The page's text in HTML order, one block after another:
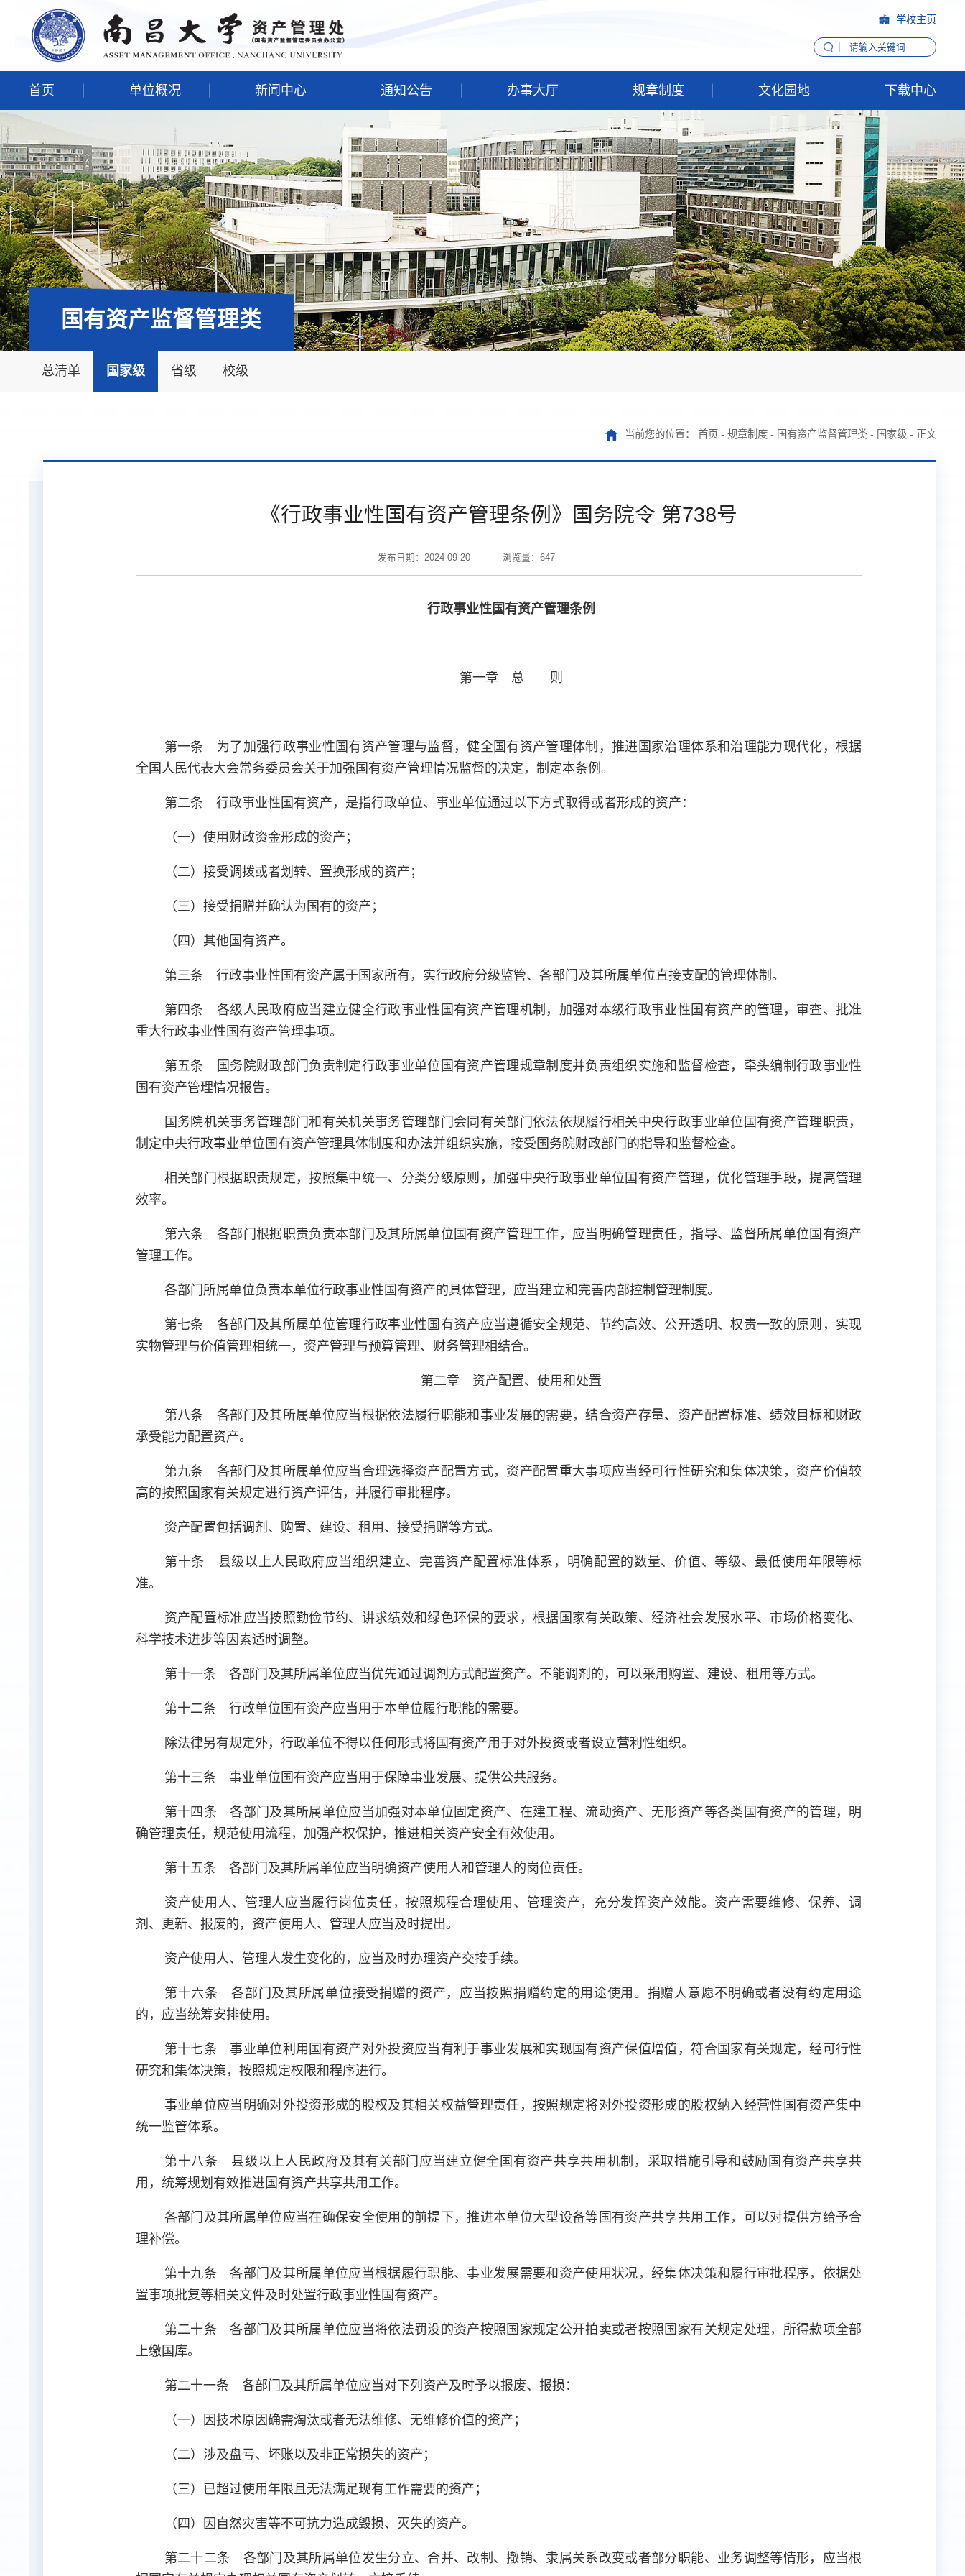
学校主页
首页 单位概况 新闻中心 通知公告 办事大厅 规章制度 文化园地 下载中心
国有资产监督管理类
总清单 国家级 省级 校级
当前您的位置： 首页 - 规章制度- 国有资产监督管理类- 国家级- 正文
《行政事业性国有资产管理条例》国务院令 第738号
发布日期：2024-09-20 浏览量： 647
行政事业性国有资产管理条例
第一章 总 则
第一条 为了加强行政事业性国有资产管理与监督，健全国有资产管理体制，推进国家治理体系和治理能力现代化，根据
全国人民代表大会常务委员会关于加强国有资产管理情况监督的决定，制定本条例。
第二条 行政事业性国有资产，是指行政单位、事业单位通过以下方式取得或者形成的资产：
（一）使用财政资金形成的资产；
（二）接受调拨或者划转、置换形成的资产；
（三）接受捐赠并确认为国有的资产；
（四）其他国有资产。
第三条 行政事业性国有资产属于国家所有，实行政府分级监管、各部门及其所属单位直接支配的管理体制。
第四条 各级人民政府应当建立健全行政事业性国有资产管理机制，加强对本级行政事业性国有资产的管理，审查、批准
重大行政事业性国有资产管理事项。
第五条 国务院财政部门负责制定行政事业单位国有资产管理规章制度并负责组织实施和监督检查，牵头编制行政事业性
国有资产管理情况报告。
国务院机关事务管理部门和有关机关事务管理部门会同有关部门依法依规履行相关中央行政事业单位国有资产管理职责，
制定中央行政事业单位国有资产管理具体制度和办法并组织实施，接受国务院财政部门的指导和监督检查。
相关部门根据职责规定，按照集中统一、分类分级原则，加强中央行政事业单位国有资产管理，优化管理手段，提高管理
效率。
第六条 各部门根据职责负责本部门及其所属单位国有资产管理工作，应当明确管理责任，指导、监督所属单位国有资产
管理工作。
各部门所属单位负责本单位行政事业性国有资产的具体管理，应当建立和完善内部控制管理制度。
第七条 各部门及其所属单位管理行政事业性国有资产应当遵循安全规范、节约高效、公开透明、权责一致的原则，实现
实物管理与价值管理相统一，资产管理与预算管理、财务管理相结合。
第二章 资产配置、使用和处置
第八条 各部门及其所属单位应当根据依法履行职能和事业发展的需要，结合资产存量、资产配置标准、绩效目标和财政
承受能力配置资产。
第九条 各部门及其所属单位应当合理选择资产配置方式，资产配置重大事项应当经可行性研究和集体决策，资产价值较
高的按照国家有关规定进行资产评估，并履行审批程序。
资产配置包括调剂、购置、建设、租用、接受捐赠等方式。
第十条 县级以上人民政府应当组织建立、完善资产配置标准体系，明确配置的数量、价值、等级、最低使用年限等标
准。
资产配置标准应当按照勤俭节约、讲求绩效和绿色环保的要求，根据国家有关政策、经济社会发展水平、市场价格变化、
科学技术进步等因素适时调整。
第十一条 各部门及其所属单位应当优先通过调剂方式配置资产。不能调剂的，可以采用购置、建设、租用等方式。
第十二条 行政单位国有资产应当用于本单位履行职能的需要。
除法律另有规定外，行政单位不得以任何形式将国有资产用于对外投资或者设立营利性组织。
第十三条 事业单位国有资产应当用于保障事业发展、提供公共服务。
第十四条 各部门及其所属单位应当加强对本单位固定资产、在建工程、流动资产、无形资产等各类国有资产的管理，明
确管理责任，规范使用流程，加强产权保护，推进相关资产安全有效使用。
第十五条 各部门及其所属单位应当明确资产使用人和管理人的岗位责任。
资产使用人、管理人应当履行岗位责任，按照规程合理使用、管理资产，充分发挥资产效能。资产需要维修、保养、调
剂、更新、报废的，资产使用人、管理人应当及时提出。
资产使用人、管理人发生变化的，应当及时办理资产交接手续。
第十六条 各部门及其所属单位接受捐赠的资产，应当按照捐赠约定的用途使用。捐赠人意愿不明确或者没有约定用途
的，应当统筹安排使用。
第十七条 事业单位利用国有资产对外投资应当有利于事业发展和实现国有资产保值增值，符合国家有关规定，经可行性
研究和集体决策，按照规定权限和程序进行。
事业单位应当明确对外投资形成的股权及其相关权益管理责任，按照规定将对外投资形成的股权纳入经营性国有资产集中
统一监管体系。
第十八条 县级以上人民政府及其有关部门应当建立健全国有资产共享共用机制，采取措施引导和鼓励国有资产共享共
用，统筹规划有效推进国有资产共享共用工作。
各部门及其所属单位应当在确保安全使用的前提下，推进本单位大型设备等国有资产共享共用工作，可以对提供方给予合
理补偿。
第十九条 各部门及其所属单位应当根据履行职能、事业发展需要和资产使用状况，经集体决策和履行审批程序，依据处
置事项批复等相关文件及时处置行政事业性国有资产。
第二十条 各部门及其所属单位应当将依法罚没的资产按照国家规定公开拍卖或者按照国家有关规定处理，所得款项全部
上缴国库。
第二十一条 各部门及其所属单位应当对下列资产及时予以报废、报损：
（一）因技术原因确需淘汰或者无法维修、无维修价值的资产；
（二）涉及盘亏、坏账以及非正常损失的资产；
（三）已超过使用年限且无法满足现有工作需要的资产；
（四）因自然灾害等不可抗力造成毁损、灭失的资产。
第二十二条 各部门及其所属单位发生分立、合并、改制、撤销、隶属关系改变或者部分职能、业务调整等情形，应当根